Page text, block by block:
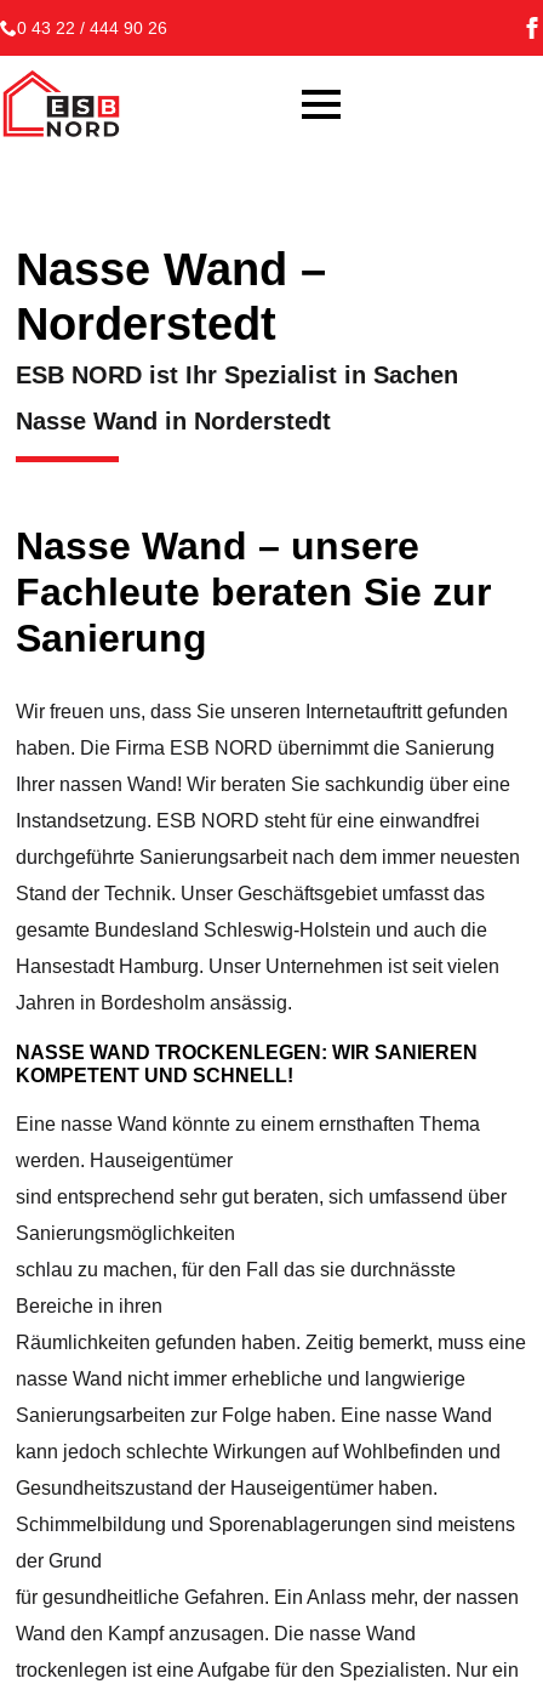
0 43 22 / 444 90 26
Nasse Wand –
Norderstedt
ESB NORD ist Ihr Spezialist in Sachen
Nasse Wand in Norderstedt
Nasse Wand – unsere
Fachleute beraten Sie zur
Sanierung
Wir freuen uns, dass Sie unseren Internetauftritt gefunden
haben. Die Firma ESB NORD übernimmt die Sanierung
Ihrer nassen Wand! Wir beraten Sie sachkundig über eine
Instandsetzung. ESB NORD steht für eine einwandfrei
durchgeführte Sanierungsarbeit nach dem immer neuesten
Stand der Technik. Unser Geschäftsgebiet umfasst das
gesamte Bundesland Schleswig-Holstein und auch die
Hansestadt Hamburg. Unser Unternehmen ist seit vielen
Jahren in Bordesholm ansässig.
NASSE WAND TROCKENLEGEN: WIR SANIEREN
KOMPETENT UND SCHNELL!
Eine nasse Wand könnte zu einem ernsthaften Thema
werden. Hauseigentümer
sind entsprechend sehr gut beraten, sich umfassend über
Sanierungsmöglichkeiten
schlau zu machen, für den Fall das sie durchnässte
Bereiche in ihren
Räumlichkeiten gefunden haben. Zeitig bemerkt, muss eine
nasse Wand nicht immer erhebliche und langwierige
Sanierungsarbeiten zur Folge haben. Eine nasse Wand
kann jedoch schlechte Wirkungen auf Wohlbefinden und
Gesundheitszustand der Hauseigentümer haben.
Schimmelbildung und Sporenablagerungen sind meistens
der Grund
für gesundheitliche Gefahren. Ein Anlass mehr, der nassen
Wand den Kampf anzusagen. Die nasse Wand
trockenlegen ist eine Aufgabe für den Spezialisten. Nur ein